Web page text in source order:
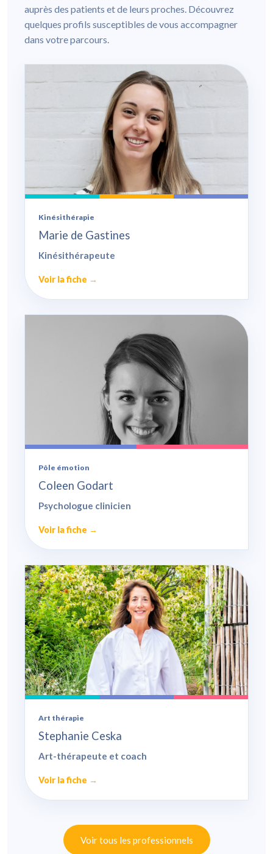
auprès des patients et de leurs proches. Découvrez
quelques profils susceptibles de vous accompagner
dans votre parcours.
Kinésithérapie
Marie de Gastines
Kinésithérapeute
Voir la fiche →
Pôle émotion
Coleen Godart
Psychologue clinicien
Voir la fiche →
Art thérapie
Stephanie Ceska
Art-thérapeute et coach
Voir la fiche →
Voir tous les professionnels